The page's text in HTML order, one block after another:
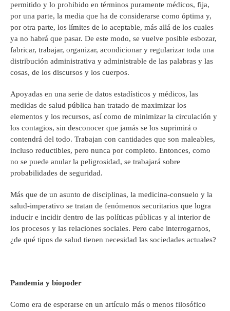
permitido y lo prohibido en términos puramente médicos, fija,
por una parte, la media que ha de considerarse como óptima y,
por otra parte, los límites de lo aceptable, más allá de los cuales
ya no habrá que pasar. De este modo, se vuelve posible esbozar,
fabricar, trabajar, organizar, acondicionar y regularizar toda una
distribución administrativa y administrable de las palabras y las
cosas, de los discursos y los cuerpos.
Apoyadas en una serie de datos estadísticos y médicos, las
medidas de salud pública han tratado de maximizar los
elementos y los recursos, así como de minimizar la circulación y
los contagios, sin desconocer que jamás se los suprimirá o
contendrá del todo. Trabajan con cantidades que son maleables,
incluso reductibles, pero nunca por completo. Entonces, como
no se puede anular la peligrosidad, se trabajará sobre
probabilidades de seguridad.
Más que de un asunto de disciplinas, la medicina-consuelo y la
salud-imperativo se tratan de fenómenos securitarios que logra
inducir e incidir dentro de las políticas públicas y al interior de
los procesos y las relaciones sociales. Pero cabe interrogarnos,
¿de qué tipos de salud tienen necesidad las sociedades actuales?
Pandemia y biopoder
Como era de esperarse en un artículo más o menos filosófico